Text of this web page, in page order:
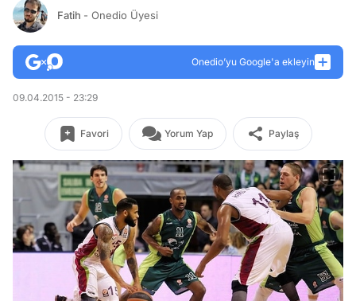
Fatih - Onedio Üyesi
Onedio’yu Google'a ekleyin
09.04.2015 - 23:29
Favori Yorum Yap Paylaş